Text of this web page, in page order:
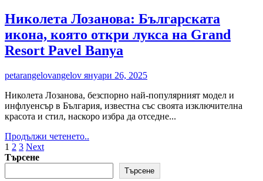
дестинации
от
българите
през
2025
Николета Лозанова: Българската
икона, която откри лукса на Grand
Resort Pavel Banya
petarangelovangelov януари 26, 2025
Николета Лозанова, безспорно най-популярният модел и
инфлуенсър в България, известна със своята изключителна
красота и стил, наскоро избра да отседне...
Продължи четенето..
Николета
Лозанова:
Разделяне
на
1 2 3 Next
Търсене
Търсене